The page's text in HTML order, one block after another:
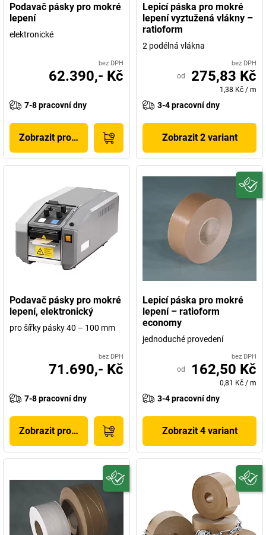
Podavač pásky pro mokré
lepení
elektronické
bez DPH
62.390,- Kč
7-8 pracovní dny
Zobrazit produkt
Lepicí páska pro mokré
lepení vyztužená vlákny –
ratioform
2 podélná vlákna
bez DPH
od 275,83 Kč
1,38 Kč / m
3-4 pracovní dny
Zobrazit 2 variant
Podavač pásky pro mokré
lepení, elektronický
pro šířky pásky 40 – 100 mm
bez DPH
71.690,- Kč
7-8 pracovní dny
Zobrazit produkt
Lepicí páska pro mokré
lepení – ratioform
economy
jednoduché provedení
bez DPH
od 162,50 Kč
0,81 Kč / m
3-4 pracovní dny
Zobrazit 4 variant